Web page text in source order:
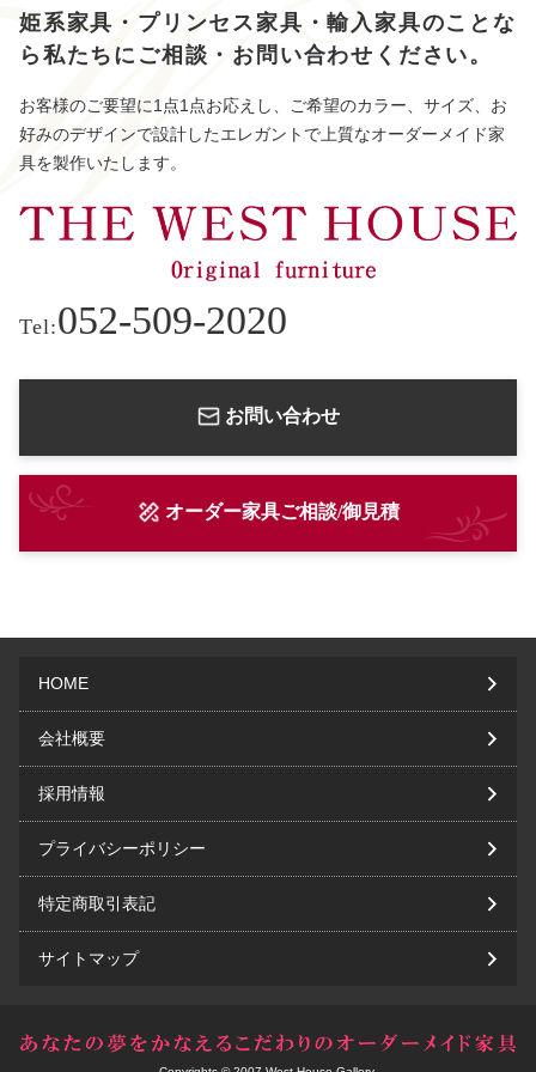
姫系家具・プリンセス家具・輸入家具のことな
ら 私たちにご相談・お問い合わせください。
お客様のご要望に1点1点お応えし、ご希望のカラー、サイズ、お
好みのデザインで設計したエレガントで上質なオーダーメイド家
具を製作いたします。
Tel:052-509-2020
お問い合わせ
オーダー家具ご相談/御見積
HOME
会社概要
採用情報
プライバシーポリシー
特定商取引表記
サイトマップ